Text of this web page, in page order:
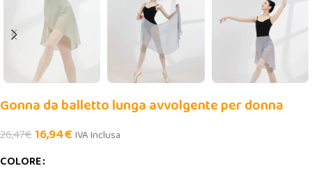
Gonna da balletto lunga avvolgente per donna
26,47€16,94€ IVA Inclusa
COLORE